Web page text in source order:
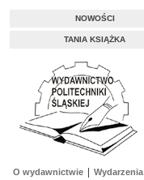
NOWOŚCI
TANIA KSIĄŻKA
O wydawnictwie Wydarzenia